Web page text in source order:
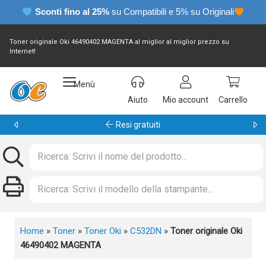
Sconti fino al 25% su Compatibili e 5% su Originali
Toner originale Oki 46490402 MAGENTA al miglior al miglior prezzo su
Internet!
Menù
Aiuto
Mio account Carrello
Resi gratuiti
Home » Toner » Toner Oki » C532DN » Toner originale Oki
46490402 MAGENTA